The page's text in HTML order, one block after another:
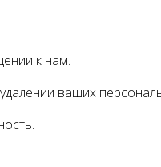
к нам.
ваших